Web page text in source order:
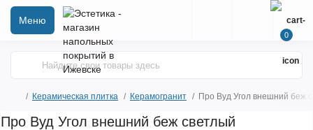
Меню
0
Керамическая плитка Керамогранит Про Вуд Угол внешний беж
Про Вуд Угол внешний беж светлый